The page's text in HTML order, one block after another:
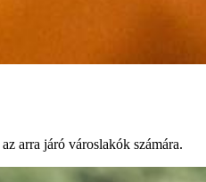
arra járó városlakók számára.